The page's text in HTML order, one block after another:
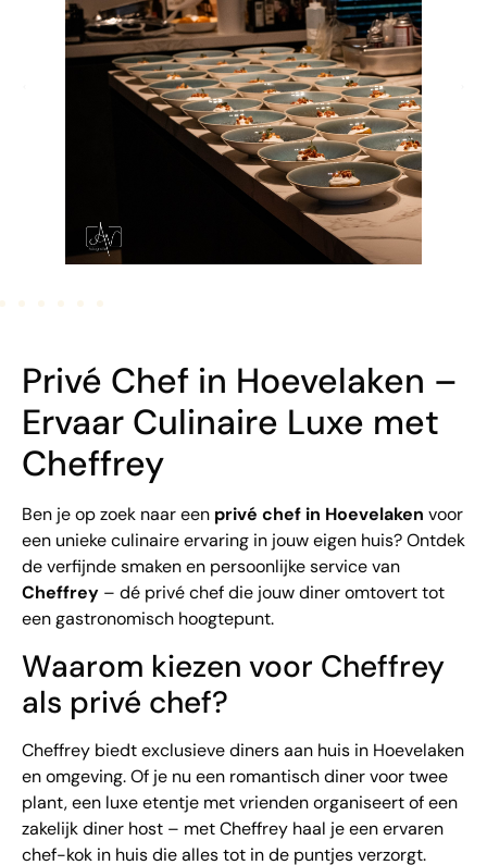
Privé Chef in Hoevelaken –
Ervaar Culinaire Luxe met
Cheffrey
Ben je op zoek naar een privé chef in Hoevelaken voor
een unieke culinaire ervaring in jouw eigen huis? Ontdek
de verfijnde smaken en persoonlijke service van
Cheffrey – dé privé chef die jouw diner omtovert tot
een gastronomisch hoogtepunt.
Waarom kiezen voor Cheffrey
als privé chef?
Cheffrey biedt exclusieve diners aan huis in Hoevelaken
en omgeving. Of je nu een romantisch diner voor twee
plant, een luxe etentje met vrienden organiseert of een
zakelijk diner host – met Cheffrey haal je een ervaren
chef-kok in huis die alles tot in de puntjes verzorgt.